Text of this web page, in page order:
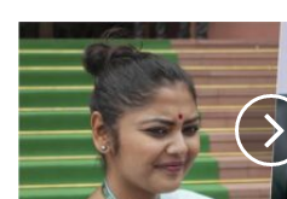
को
गदा
की
अर्पित
TMC
में
बढ़ी
हलचल!
बागी
सांसदों
की